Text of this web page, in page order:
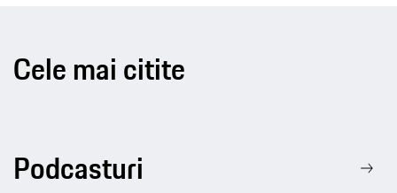
Cele mai citite
Podcasturi